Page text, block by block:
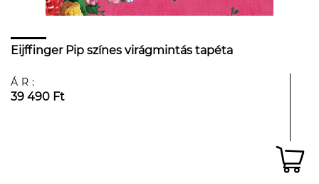
Eijffinger Pip színes virágmintás tapéta
ÁR:
39 490 Ft